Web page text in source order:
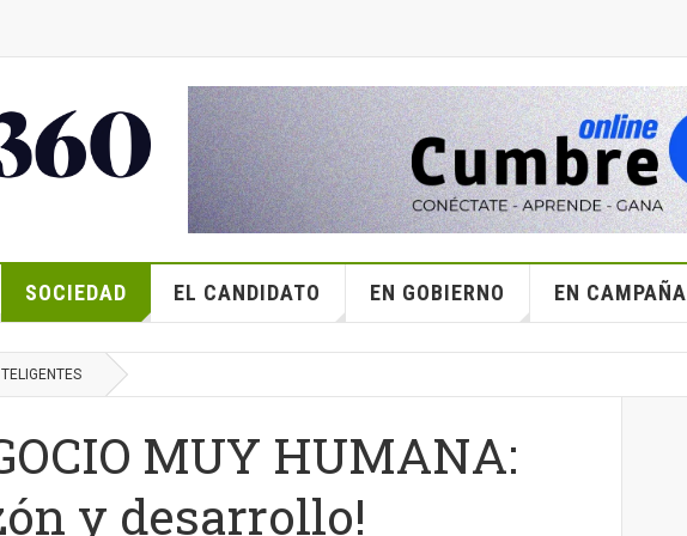
SOCIEDAD EL CANDIDATO EN GOBIERNO EN CAMPAÑA
MUY HUMANA:
y desarrollo!